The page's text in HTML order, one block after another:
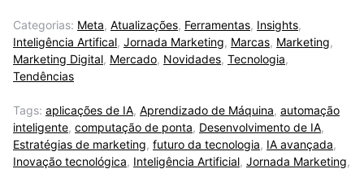
Categorias: Meta, Atualizações, Ferramentas, Insights,
Inteligência Artifical, Jornada Marketing, Marcas, Marketing,
Marketing Digital, Mercado, Novidades, Tecnologia,
Tendências
Tags: aplicações de IA, Aprendizado de Máquina, automação
inteligente, computação de ponta, Desenvolvimento de IA,
Estratégias de marketing, futuro da tecnologia, IA avançada,
Inovação tecnológica, Inteligência Artificial, Jornada Marketing,